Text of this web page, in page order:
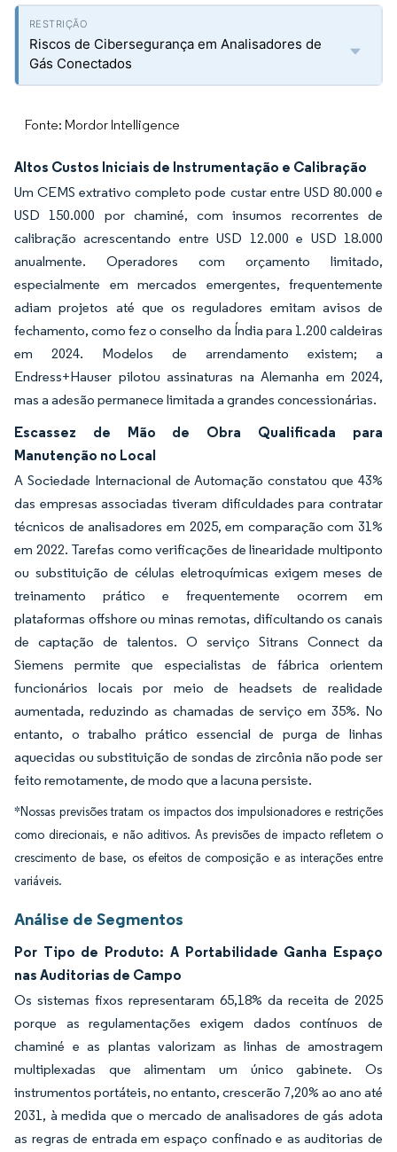
Riscos de Cibersegurança em Analisadores de
Gás Conectados
Fonte: Mordor Intelligence
Altos Custos Iniciais de Instrumentação e Calibração
Um CEMS extrativo completo pode custar entre USD 80.000 e
USD 150.000 por chaminé, com insumos recorrentes de
calibração acrescentando entre USD 12.000 e USD 18.000
anualmente. Operadores com orçamento limitado,
especialmente em mercados emergentes, frequentemente
adiam projetos até que os reguladores emitam avisos de
fechamento, como fez o conselho da Índia para 1.200 caldeiras
em 2024. Modelos de arrendamento existem; a
Endress+Hauser pilotou assinaturas na Alemanha em 2024,
mas a adesão permanece limitada a grandes concessionárias.
Escassez de Mão de Obra Qualificada para
Manutenção no Local
A Sociedade Internacional de Automação constatou que 43%
das empresas associadas tiveram dificuldades para contratar
técnicos de analisadores em 2025, em comparação com 31%
em 2022. Tarefas como verificações de linearidade multiponto
ou substituição de células eletroquímicas exigem meses de
treinamento prático e frequentemente ocorrem em
plataformas offshore ou minas remotas, dificultando os canais
de captação de talentos. O serviço Sitrans Connect da
Siemens permite que especialistas de fábrica orientem
funcionários locais por meio de headsets de realidade
aumentada, reduzindo as chamadas de serviço em 35%. No
entanto, o trabalho prático essencial de purga de linhas
aquecidas ou substituição de sondas de zircônia não pode ser
feito remotamente, de modo que a lacuna persiste.
*Nossas previsões tratam os impactos dos impulsionadores e restrições
como direcionais, e não aditivos. As previsões de impacto refletem o
crescimento de base, os efeitos de composição e as interações entre
variáveis.
Análise de Segmentos
Por Tipo de Produto: A Portabilidade Ganha Espaço
nas Auditorias de Campo
Os sistemas fixos representaram 65,18% da receita de 2025
porque as regulamentações exigem dados contínuos de
chaminé e as plantas valorizam as linhas de amostragem
multiplexadas que alimentam um único gabinete. Os
instrumentos portáteis, no entanto, crescerão 7,20% ao ano até
2031, à medida que o mercado de analisadores de gás adota
as regras de entrada em espaço confinado e as auditorias de